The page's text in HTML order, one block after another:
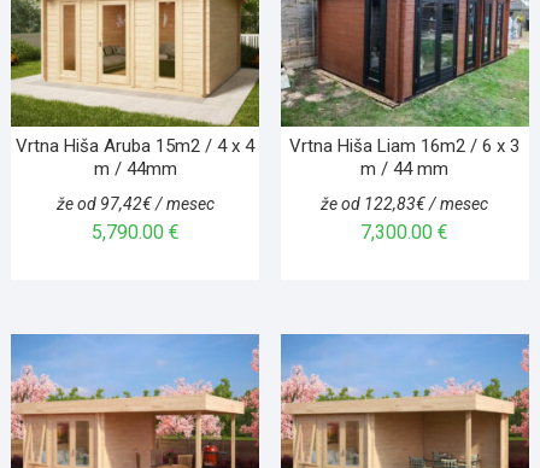
Vrtna Hiša Aruba 15m2 / 4 x 4
m / 44mm
že od 97,42€ / mesec
5,790.00 €
Vrtna Hiša Liam 16m2 / 6 x 3
m / 44 mm
že od 122,83€ / mesec
7,300.00€